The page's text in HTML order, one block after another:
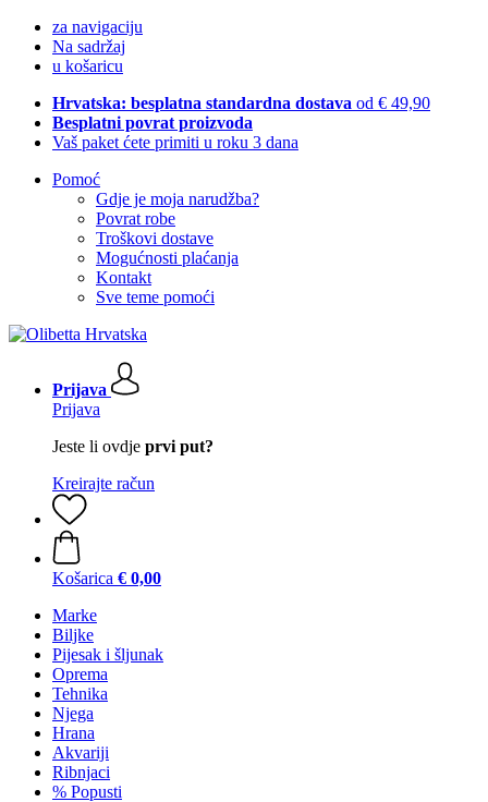
za navigaciju
Na sadržaj
u košaricu
Hrvatska: besplatna standardna dostava od € 49,90
Besplatni povrat proizvoda
Vaš paket ćete primiti u roku 3 dana
Pomoć
Gdje je moja narudžba?
Povrat robe
Troškovi dostave
Mogućnosti plaćanja
Kontakt
Sve teme pomoći
Prijava
Prijava
Jeste li ovdje prvi put?
Kreirajte račun
Košarica € 0,00
Marke
Biljke
Pijesak i šljunak
Oprema
Tehnika
Njega
Hrana
Akvariji
Ribnjaci
% Popusti